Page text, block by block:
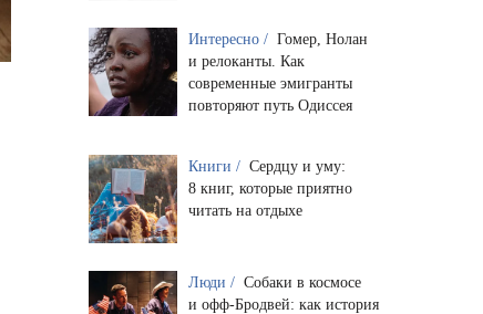
Интересно / Гомер, Нолан
и релоканты. Как
современные эмигранты
повторяют путь Одиссея
Книги / Сердцу и уму:
8 книг, которые приятно
читать на отдыхе
Люди / Собаки в космосе
и офф-Бродвей: как история